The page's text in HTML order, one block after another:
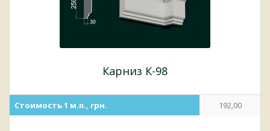
Карниз К-98
Стоимость 1 м.п., грн. 192,00